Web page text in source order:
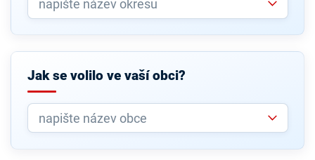
Jak se volilo ve vaší obci?